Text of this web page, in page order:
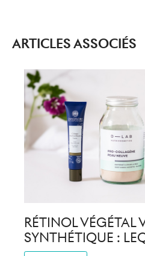
ARTICLES ASSOCIÉS
RÉTINOL VÉGÉTAL
SYNTHÉTIQUE :